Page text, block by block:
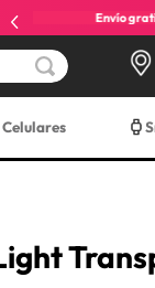
Envío
Celulares